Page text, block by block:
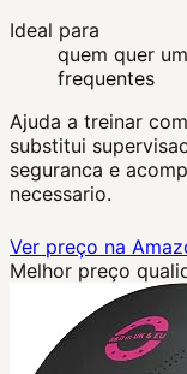
Ideal para
quem quer
frequentes
Ajuda a treinar
substitui
seguranca e
necessario.
Ver preço na
Melhor preço